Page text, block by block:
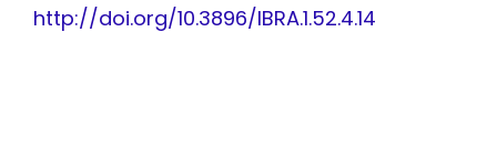
http://doi.org/10.3896/IBRA.1.52.4.14